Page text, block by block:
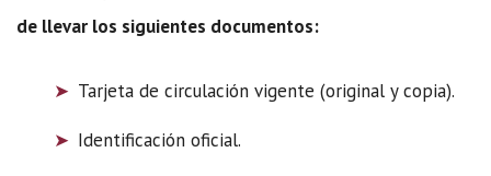
de llevar los siguientes documentos:
Tarjeta de circulación vigente (original y copia).
Identificación oficial.